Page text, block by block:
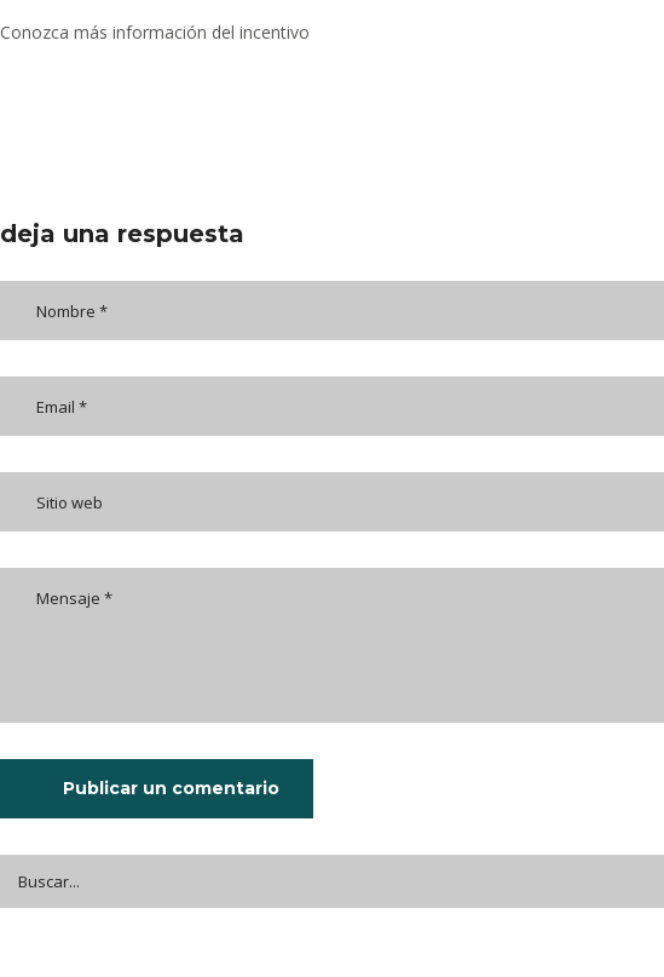
Conozca más información del incentivo
deja una respuesta
Publicar un comentario